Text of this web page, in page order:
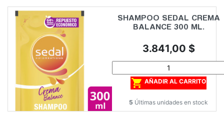
SHAMPOO SEDAL CREMA
BALANCE 300 ML.
Precio
3.841,00 $
 AÑADIR AL CARRITO
5 Últimas unidades en stock